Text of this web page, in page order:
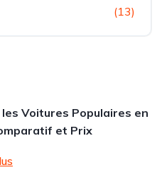
(13)
Voitures Populaires en
et Prix